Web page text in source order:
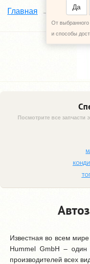
Да
От выбранного
и способы
Главная Наши
Посмотрите все
Известная во всем
Hummel GmbH – один
производителей всех